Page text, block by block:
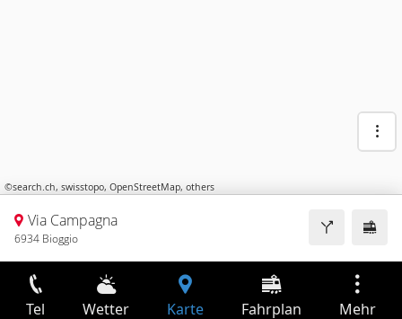
©search.ch, swisstopo, OpenStreetMap, others
Via Campagna
6934 Bioggio
Tel Wetter Karte Fahrplan Mehr